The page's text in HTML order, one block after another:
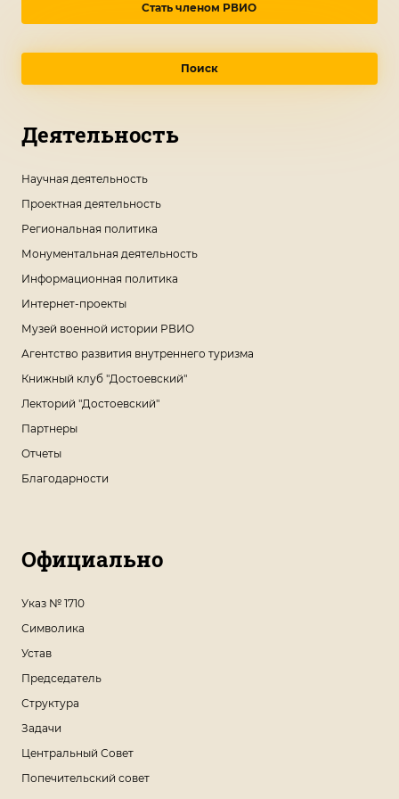
Стать членом РВИО
Поиск
Деятельность
Научная деятельность
Проектная деятельность
Региональная политика
Монументальная деятельность
Информационная политика
Интернет-проекты
Музей военной истории РВИО
Агентство развития внутреннего туризма
Книжный клуб "Достоевский"
Лекторий "Достоевский"
Партнеры
Отчеты
Благодарности
Официально
Указ № 1710
Символика
Устав
Председатель
Структура
Задачи
Центральный Совет
Попечительский совет